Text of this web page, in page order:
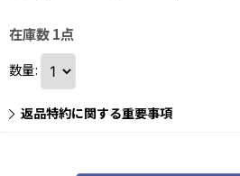
在庫数 1点
数量:
返品特約に関する重要事項